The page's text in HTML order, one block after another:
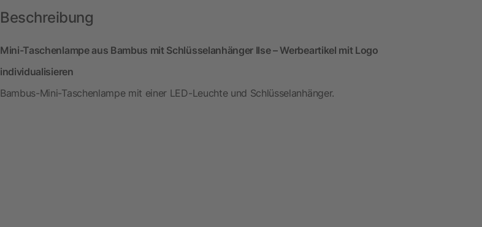
Beschreibung
Mini-Taschenlampe aus Bambus mit Schlüsselanhänger Ilse – Werbeartikel mit Logo
individualisieren
Bambus-Mini-Taschenlampe mit einer LED-Leuchte und Schlüsselanhänger.